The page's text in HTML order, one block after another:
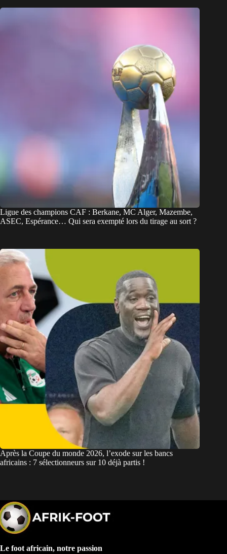
Ligue des champions CAF : Berkane, MC Alger, Mazembe,
ASEC, Espérance… Qui sera exempté lors du tirage au sort ?
Après la Coupe du monde 2026, l’exode sur les bancs
africains : 7 sélectionneurs sur 10 déjà partis !
Le foot africain, notre passion